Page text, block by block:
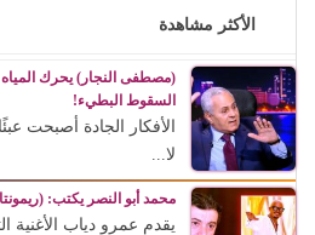
الأكثر مشاهدة
(مصطفى النجار) يحرك المياه
السقوط البطيء!
الأفكار الجادة أصبحت
لا...
محمد أبو النصر يكتب:
يقدم عمرو دياب الأغنية